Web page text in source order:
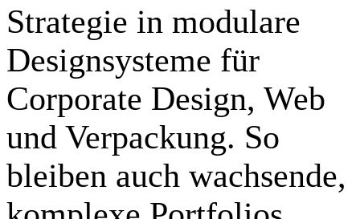
Strategie in modulare
Designsysteme für
Corporate Design, Web
und Verpackung. So
bleiben auch wachsende,